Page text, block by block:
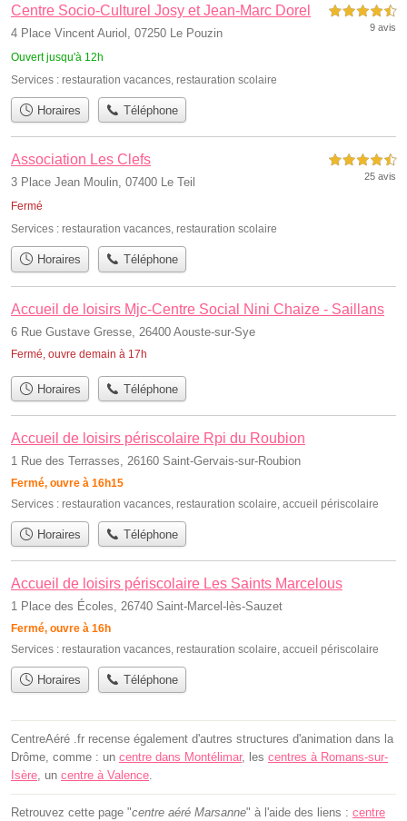
Centre Socio-Culturel Josy et Jean-Marc Dorel
4 Place Vincent Auriol, 07250 Le Pouzin
Ouvert jusqu'à 12h
4,5 étoiles sur 5
9 avis
Services : restauration vacances restauration scolaire
Horaires Téléphone
Association Les Clefs
3 Place Jean Moulin, 07400 Le Teil
Fermé
4,5 étoiles sur 5
25 avis
Services : restauration vacances, restauration scolaire
Horaires Téléphone
Accueil de loisirs Mjc-Centre Social Nini Chaize - Saillans
6 Rue Gustave Gresse, 26400 Aouste-sur-Sye
Fermé, ouvre demain à 17h
Horaires Téléphone
Accueil de loisirs périscolaire Rpi du Roubion
1 Rue des Terrasses, 26160 Saint-Gervais-sur-Roubion
Fermé, ouvre à 16h15
Services : restauration vacances, restauration scolaire, accueil périscolaire
Horaires Téléphone
Accueil de loisirs périscolaire Les Saints Marcelous
1 Place des Écoles, 26740 Saint-Marcel-lès-Sauzet
Fermé, ouvre à 16h
Services : restauration vacances, restauration scolaire, accueil périscolaire
Horaires Téléphone
CentreAéré .fr recense également d'autres structures d'animation dans la
Drôme, comme : un centre dans Montélimar, les centres à Romans-sur-
Isère , un centre à Valence
Retrouvez cette page "centre aéré Marsanne" à l'aide des liens : centre